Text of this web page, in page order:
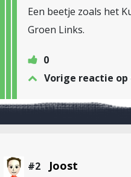
Een beetje zoals het
Groen Links.
0
Vorige reactie op
#2 Joost